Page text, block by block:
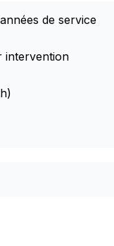
de service
intervention